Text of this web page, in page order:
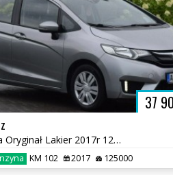
37
1.3B Klima Oryginał Lakier 2017r 125 TYS KM Grzane Fotele
KM 102 2017 125000